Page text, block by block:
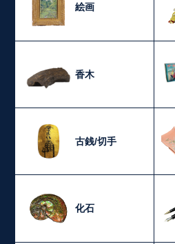
絵画
香木
古銭/切手
化石